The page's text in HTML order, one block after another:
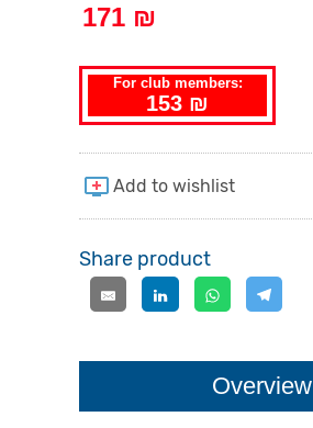
171 ₪
For club members:
153 ₪
Share product
Overview